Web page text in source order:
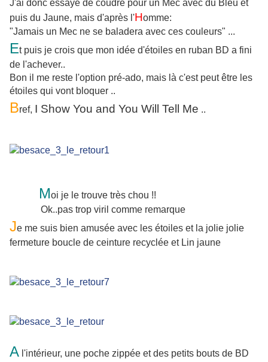
J'ai donc essayé de coudre pour un Mec avec du Bleu et
puis du Jaune, mais d'après l'Homme:
"Jamais un Mec ne se baladera avec ces couleurs" ...
Et puis je crois que mon idée d'étoiles en ruban BD a fini
de l'achever..
Bon il me reste l'option pré-ado, mais là c'est peut être les
étoiles qui vont bloquer ..
Bref, I Show You and You Will Tell Me ..
Moi je le trouve très chou !!
Ok..pas trop viril comme remarque
Je me suis bien amusée avec les étoiles et la jolie jolie
fermeture boucle de ceinture recyclée et Lin jaune
A l'intérieur, une poche zippée et des petits bouts de BD